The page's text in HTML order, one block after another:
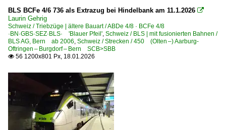
Be 4/4 ·MOB· 'Lenkerpendel'
Unternehmen | Bahnkunden
Holcim AG
Unternehmen | EVU
Crossrail AG ·XRAIL·
Hupac SA, Chiasso
Rhomberg Sersa AG
BLS BCFe 4/6 736 als Extrazug bei Hindelbank am 11.1.2026 
Laurin Gehrig
Schweiz / Triebzüge | ältere Bauart / ABDe 4/8 · BCFe 4/8
·BN·GBS·SEZ·BLS· 'Blauer Pfeil', Schweiz / BLS | mit fusionierten Bahnen /
BLS AG, Bern ab 2006, Schweiz / Strecken / 450 (Olten –) Aarburg-
Oftringen – Burgdorf – Bern SCB>SBB
 56 1200x801 Px, 18.01.2026